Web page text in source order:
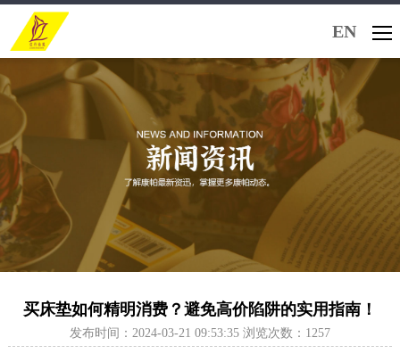
EN
买床垫如何精明消费？避免高价陷阱的实用指南！
发布时间：2024-03-21 09:53:35 浏览次数：1257